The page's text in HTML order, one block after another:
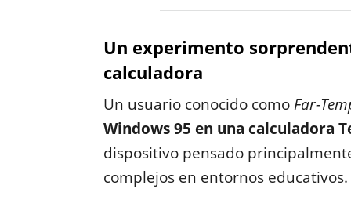
Un experimento
calculadora
Un usuario conocido como Far-
Windows 95 en una calculadora
dispositivo pensado
complejos en entornos educativos.